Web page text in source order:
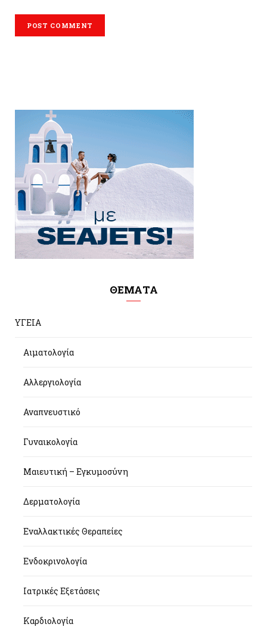
ΘΕΜΑΤΑ
ΥΓΕΙΑ
Αιματολογία
Αλλεργιολογία
Αναπνευστικό
Γυναικολογία
Μαιευτική – Εγκυμοσύνη
Δερματολογία
Εναλλακτικές Θεραπείες
Ενδοκρινολογία
Ιατρικές Εξετάσεις
Καρδιολογία